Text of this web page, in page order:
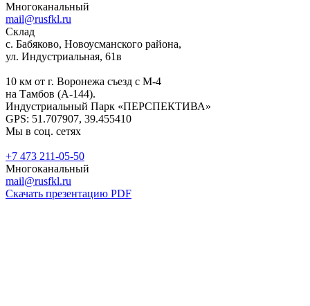
Многоканальный
mail@rusfkl.ru
Склад
с. Бабяково, Новоусманского района,
ул. Индустриальная, 61в
10 км от г. Воронежа съезд с М-4
на Тамбов (А-144).
Индустриальный Парк «ПЕРСПЕКТИВА»
GPS: 51.707907, 39.455410
Мы в соц. сетях
+7 473 211-05-50
Многоканальный
mail@rusfkl.ru
Скачать презентацию PDF